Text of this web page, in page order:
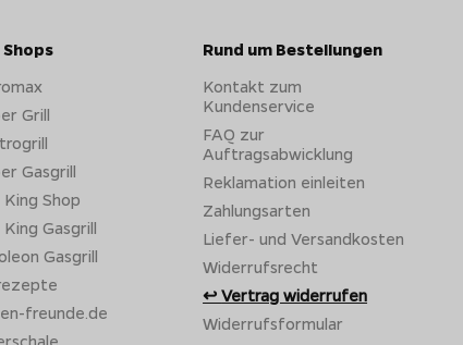
Grill
Gasgrill
King Shop
King Gasgrill
Gasgrill
freunde.de
Rund um Bestellungen
Kontakt zum
Kundenservice
FAQ zur
Auftragsabwicklung
Reklamation einleiten
Zahlungsarten
Liefer- und Versandkosten
Widerrufsrecht
Vertrag widerrufen
Widerrufsformular